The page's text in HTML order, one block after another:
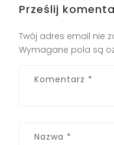
Prześlij
Twój adres email nie
Wymagane pola są